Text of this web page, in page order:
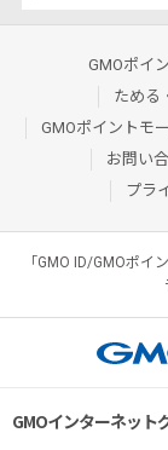
GMOポイ
ためる
GMOポイントモ
お問い
プラ
「GMO ID/GMOポイ
GMOインターネット